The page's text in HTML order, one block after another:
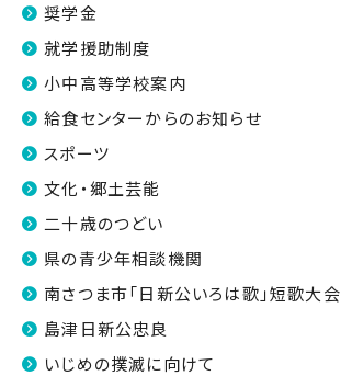
奨学金
就学援助制度
小中高等学校案内
給食センターからのお知らせ
スポーツ
文化・郷土芸能
二十歳のつどい
県の青少年相談機関
南さつま市「日新公いろは歌」短歌大会
島津日新公忠良
いじめの撲滅に向けて